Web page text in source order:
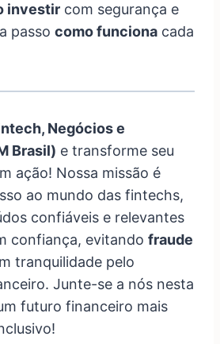
investir com segurança e
passo como funciona cada
Negócios e
Brasil) e transforme seu
ação! Nossa missão é
ao mundo das fintechs,
confiáveis e relevantes
confiança, evitando fraude
tranquilidade pelo
Junte-se a nós nesta
futuro financeiro mais